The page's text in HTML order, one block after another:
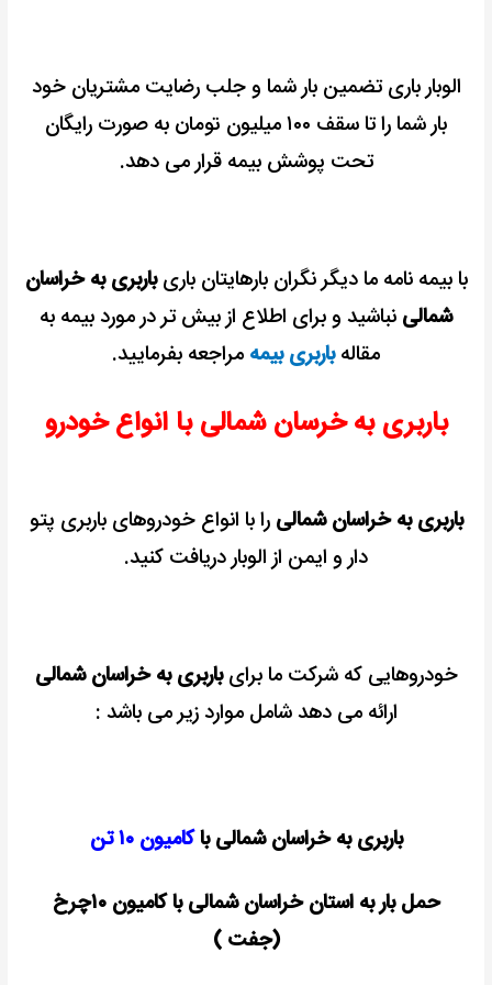
الوبار باری تضمین بار شما و جلب رضایت مشتریان خود
بار شما را تا سقف ۱۰۰ میلیون تومان به صورت رایگان
تحت پوشش بیمه قرار می دهد.
با بیمه نامه ما دیگر نگران بارهایتان باریباربری به خراسان
شمالی نباشید وبرای اطلاع از بیش تر در مورد بیمه به
مقالهباربری بیمه مراجعه بفرمایید.
باربری به خرسان شمالی با انواع خودرو
باربری به خراسان شمالیرا با انواع خودروهای باربری پتو
دار و ایمن از الوبار دریافت کنید.
خودروهایی که شرکت ما برایباربری به خراسان شمالی
ارائه می دهد شامل موارد زیر می باشد :
باربری به خراسان شمالی باکامیون ۱۰ تن
حمل بار به استان خراسان شمالی با کامیون ۱۰چرخ
(جفت )